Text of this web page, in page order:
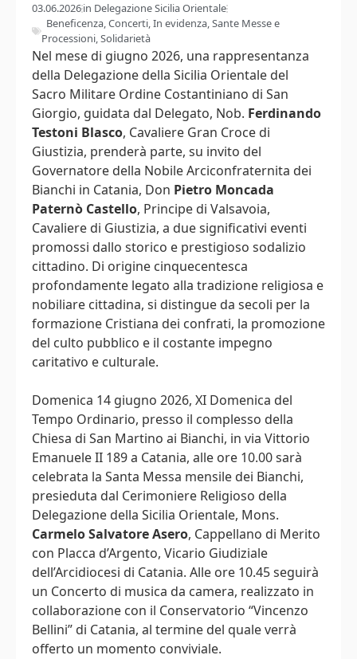
03.06.2026in Delegazione Sicilia Orientale
Beneficenza,Concerti,In evidenza,Sante Messe e
Processioni,Solidarietà
Nel mese di giugno 2026, una rappresentanza
della Delegazione della Sicilia Orientale del
Sacro Militare Ordine Costantiniano di San
Giorgio, guidata dal Delegato, Nob. Ferdinando
Testoni Blasco, Cavaliere Gran Croce di
Giustizia, prenderà parte, su invito del
Governatore della Nobile Arciconfraternita dei
Bianchi in Catania, Don Pietro Moncada
Paternò Castello, Principe di Valsavoia,
Cavaliere di Giustizia, a due significativi eventi
promossi dallo storico e prestigioso sodalizio
cittadino. Di origine cinquecentesca
profondamente legato alla tradizione religiosa e
nobiliare cittadina, si distingue da secoli per la
formazione Cristiana dei confrati, la promozione
del culto pubblico e il costante impegno
caritativo e culturale.
Domenica 14 giugno 2026, XI Domenica del
Tempo Ordinario, presso il complesso della
Chiesa di San Martino ai Bianchi, in via Vittorio
Emanuele II 189 a Catania, alle ore 10.00 sarà
celebrata la Santa Messa mensile dei Bianchi,
presieduta dal Cerimoniere Religioso della
Delegazione della Sicilia Orientale, Mons.
Carmelo Salvatore Asero, Cappellano di Merito
con Placca d’Argento, Vicario Giudiziale
dell’Arcidiocesi di Catania. Alle ore 10.45 seguirà
un Concerto di musica da camera, realizzato in
collaborazione con il Conservatorio “Vincenzo
Bellini” di Catania, al termine del quale verrà
offerto un momento conviviale.